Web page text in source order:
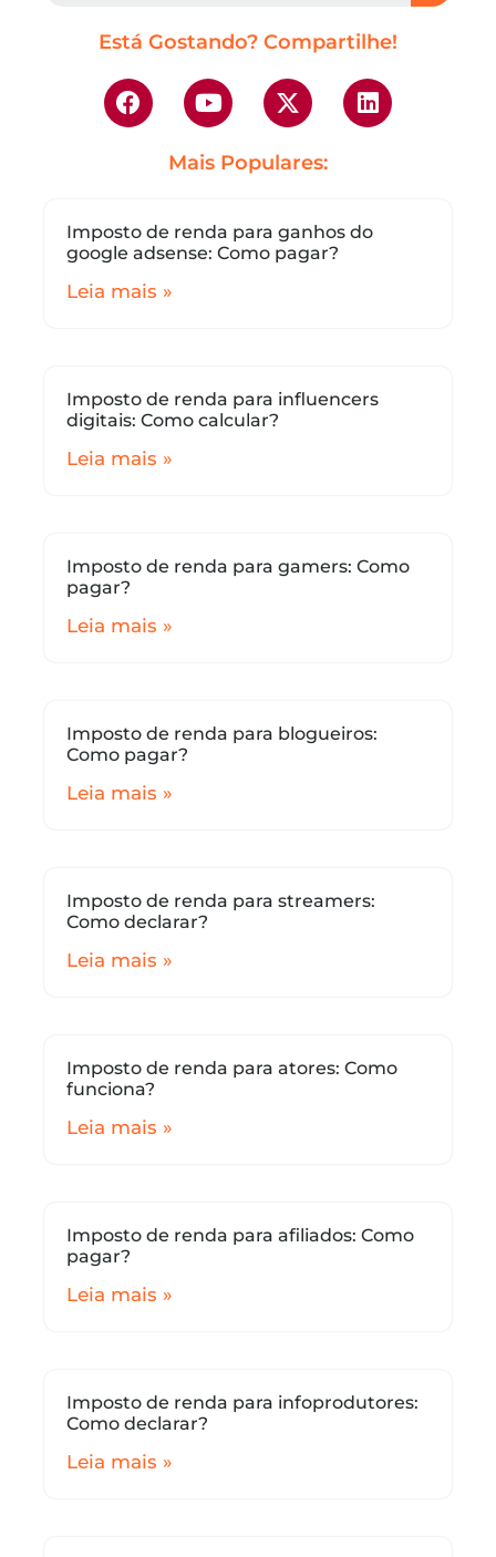
Está Gostando? Compartilhe!
Mais Populares:
Imposto de renda para ganhos do
google adsense: Como pagar?
Leia mais »
Imposto de renda para influencers
digitais: Como calcular?
Leia mais »
Imposto de renda para gamers: Como
pagar?
Leia mais »
Imposto de renda para blogueiros:
Como pagar?
Leia mais »
Imposto de renda para streamers:
Como declarar?
Leia mais »
Imposto de renda para atores: Como
funciona?
Leia mais »
Imposto de renda para afiliados: Como
pagar?
Leia mais »
Imposto de renda para infoprodutores:
Como declarar?
Leia mais »